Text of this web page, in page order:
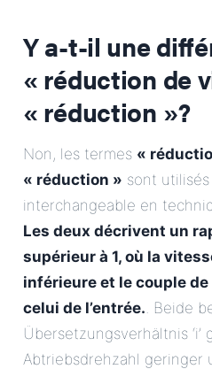
Y a-t-il une
« réduction de
« réduction »?
Non, les termes «
« réduction » sont
interchangeable en
Les deux décrivent un
supérieur à 1, où la
inférieure et le couple
celui de l’entrée.. Beide
Übersetzungsverhältnis ‘i’
Abtriebsdrehzahl geringer